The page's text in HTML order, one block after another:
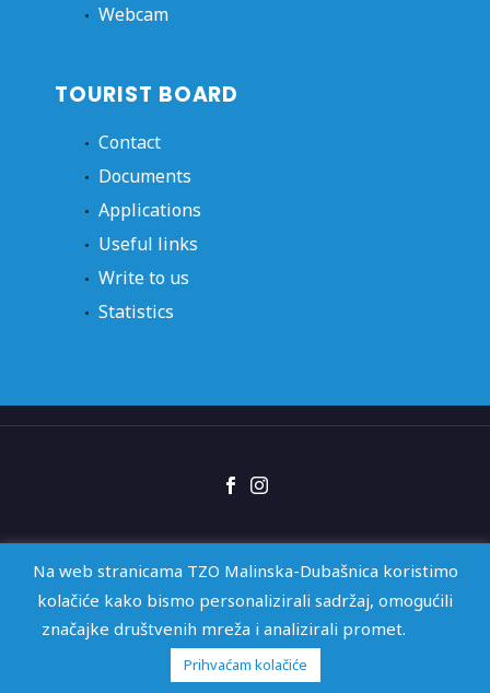
Webcam
TOURIST BOARD
Contact
Documents
Applications
Useful links
Write to us
Statistics
Right of access GDPR Izjava o pristupačnosti
2026 © TZO Malinska-Dubašnica | Web by
Na web stranicama TZO Malinska-Dubašnica koristimo
kolačiće kako bismo personalizirali sadržaj, omogućili
značajke društvenih mreža i analizirali promet.
Prihvaćam kolačiće